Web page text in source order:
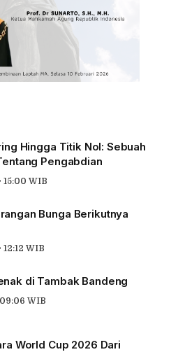
Hingga Titik Nol: Sebuah
Pengabdian
15:00 WIB
Bunga Berikutnya
WIB
di Tambak Bandeng
WIB
World Cup 2026 Dari